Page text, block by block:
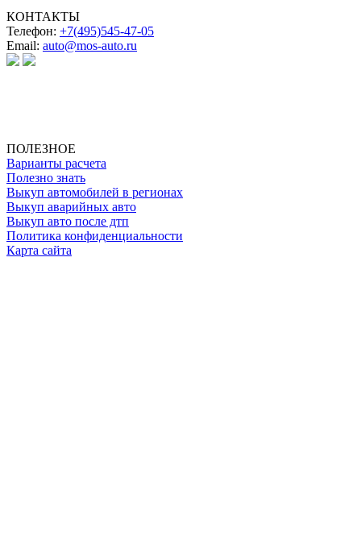
КОНТАКТЫ
Телефон: +7(495)545-47-05
Email: auto@mos-auto.ru
ПОЛЕЗНОЕ
Варианты расчета
Полезно знать
Выкуп автомобилей в регионах
Выкуп аварийных авто
Выкуп авто после дтп
Политика конфиденциальности
Карта сайта